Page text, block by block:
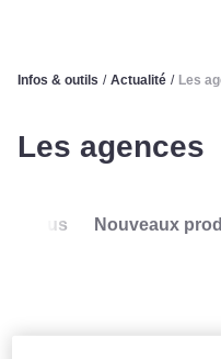
Infos & outils / Actualité / Les
Les agences
Tous Nouveaux